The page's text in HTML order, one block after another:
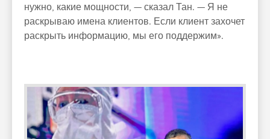
нужно, какие мощности, — сказал Тан. — Я не
раскрываю имена клиентов. Если клиент захочет
раскрыть информацию, мы его поддержим».